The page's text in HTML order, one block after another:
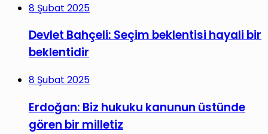
8 Şubat 2025
Devlet Bahçeli: Seçim beklentisi hayali bir
beklentidir
8 Şubat 2025
Erdoğan: Biz hukuku kanunun üstünde
gören bir milletiz